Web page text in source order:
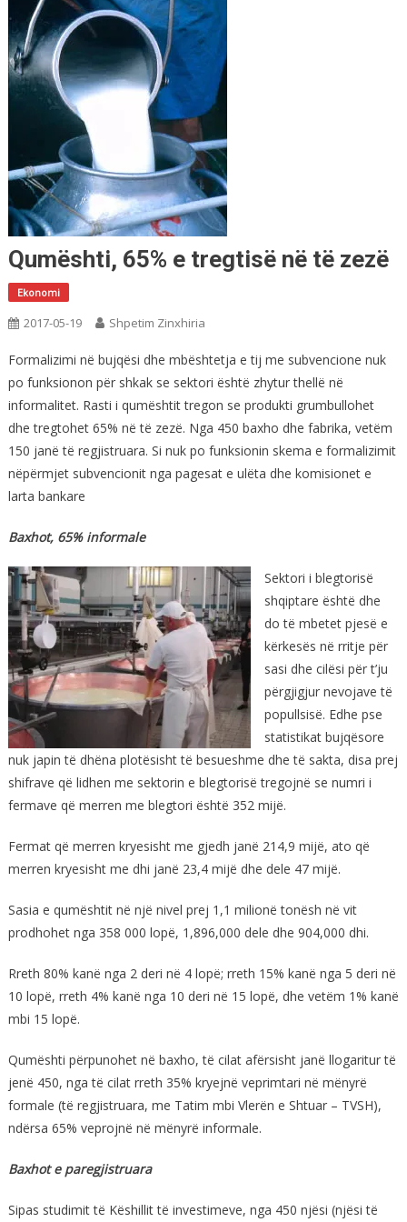
Qumështi, 65% e tregtisë në të zezë
Ekonomi
2017-05-19 Shpetim Zinxhiria
Formalizimi në bujqësi dhe mbështetja e tij me subvencione nuk
po funksionon për shkak se sektori është zhytur thellë në
informalitet. Rasti i qumështit tregon se produkti grumbullohet
dhe tregtohet 65% në të zezë. Nga 450 baxho dhe fabrika, vetëm
150 janë të regjistruara. Si nuk po funksionin skema e formalizimit
nëpërmjet subvencionit nga pagesat e ulëta dhe komisionet e
larta bankare
Baxhot, 65% informale
Sektori i blegtorisë
shqiptare është dhe
do të mbetet pjesë e
kërkesës në rritje për
sasi dhe cilësi për t’ju
përgjigjur nevojave të
popullsisë. Edhe pse
statistikat bujqësore
nuk japin të dhëna plotësisht të besueshme dhe të sakta, disa prej
shifrave që lidhen me sektorin e blegtorisë tregojnë se numri i
fermave që merren me blegtori është 352 mijë.
Fermat që merren kryesisht me gjedh janë 214,9 mijë, ato që
merren kryesisht me dhi janë 23,4 mijë dhe dele 47 mijë.
Sasia e qumështit në një nivel prej 1,1 milionë tonësh në vit
prodhohet nga 358 000 lopë, 1,896,000 dele dhe 904,000 dhi.
Rreth 80% kanë nga 2 deri në 4 lopë; rreth 15% kanë nga 5 deri në
10 lopë, rreth 4% kanë nga 10 deri në 15 lopë, dhe vetëm 1% kanë
mbi 15 lopë.
Qumështi përpunohet në baxho, të cilat afërsisht janë llogaritur të
jenë 450, nga të cilat rreth 35% kryejnë veprimtari në mënyrë
formale (të regjistruara, me Tatim mbi Vlerën e Shtuar – TVSH),
ndërsa 65% veprojnë në mënyrë informale.
Baxhot e paregjistruara
Sipas studimit të Këshillit të investimeve, nga 450 njësi (njësi të